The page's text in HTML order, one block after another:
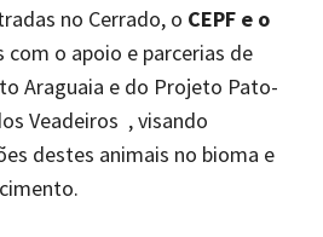
no Cerrado, o CEPF e o
com o apoio e parcerias de
Araguaia e do Projeto Pato-
Veadeiros , visando
destes animais no bioma e